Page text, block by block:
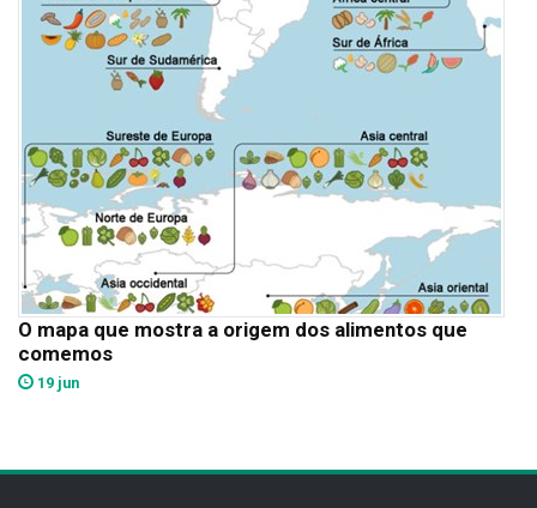
O mapa que mostra a origem dos alimentos que
comemos
19 jun